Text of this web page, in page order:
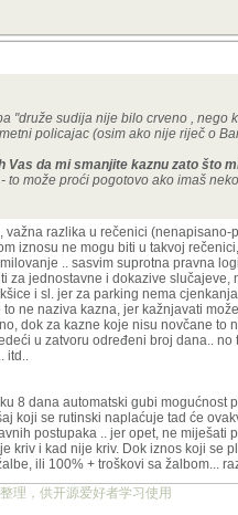
"druže sudija nije bilo crveno , nego
policajac (osim ako nije riječ o
da mi smanjite kaznu zato što
može proći pogotovo ako imaš
razlika u rečenici
iznosu ne mogu biti u takvoj
.. sasvim suprotna pravna
jednostavne i dokazive
i sl. jer za parking nema
ne naziva kazna, jer kažnjavati
dok za kazne koje nisu novčane to
u zatvoru određeni broj dana..
itd..
8 dana automatski gubi mogućnost
koji se rutinski naplaćuje tad će
postupaka .. jer opet, ne miješati
kriv i kad nije kriv. Dok iznos koji se
ili 100% + troškovi sa žalbom...
理，供开源爱好者学习使用